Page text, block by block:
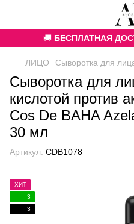
🚚 БЕСПЛАТНАЯ
ЛИЦО Сыворотка для
Сыворотка для
кислотой против
Cos De BAHA
30 мл
Артикул: CDB1078
ХИТ
3
3